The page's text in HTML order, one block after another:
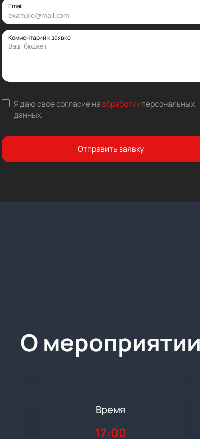
Email
Комментарий к заявке
Я даю свое согласие наобработкуперсональных
данных.
Отправить заявку
О мероприятии
Время
17:00